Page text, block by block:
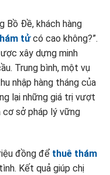
Bồ Đề, khách hàng
tửcó cao không?”.
xây dựng minh
Trung bình, một vụ
nhập hàng tháng của
lại những giá trị vượt
sở pháp lý vững
đồng để thuê thám
Kết quả giúp chị